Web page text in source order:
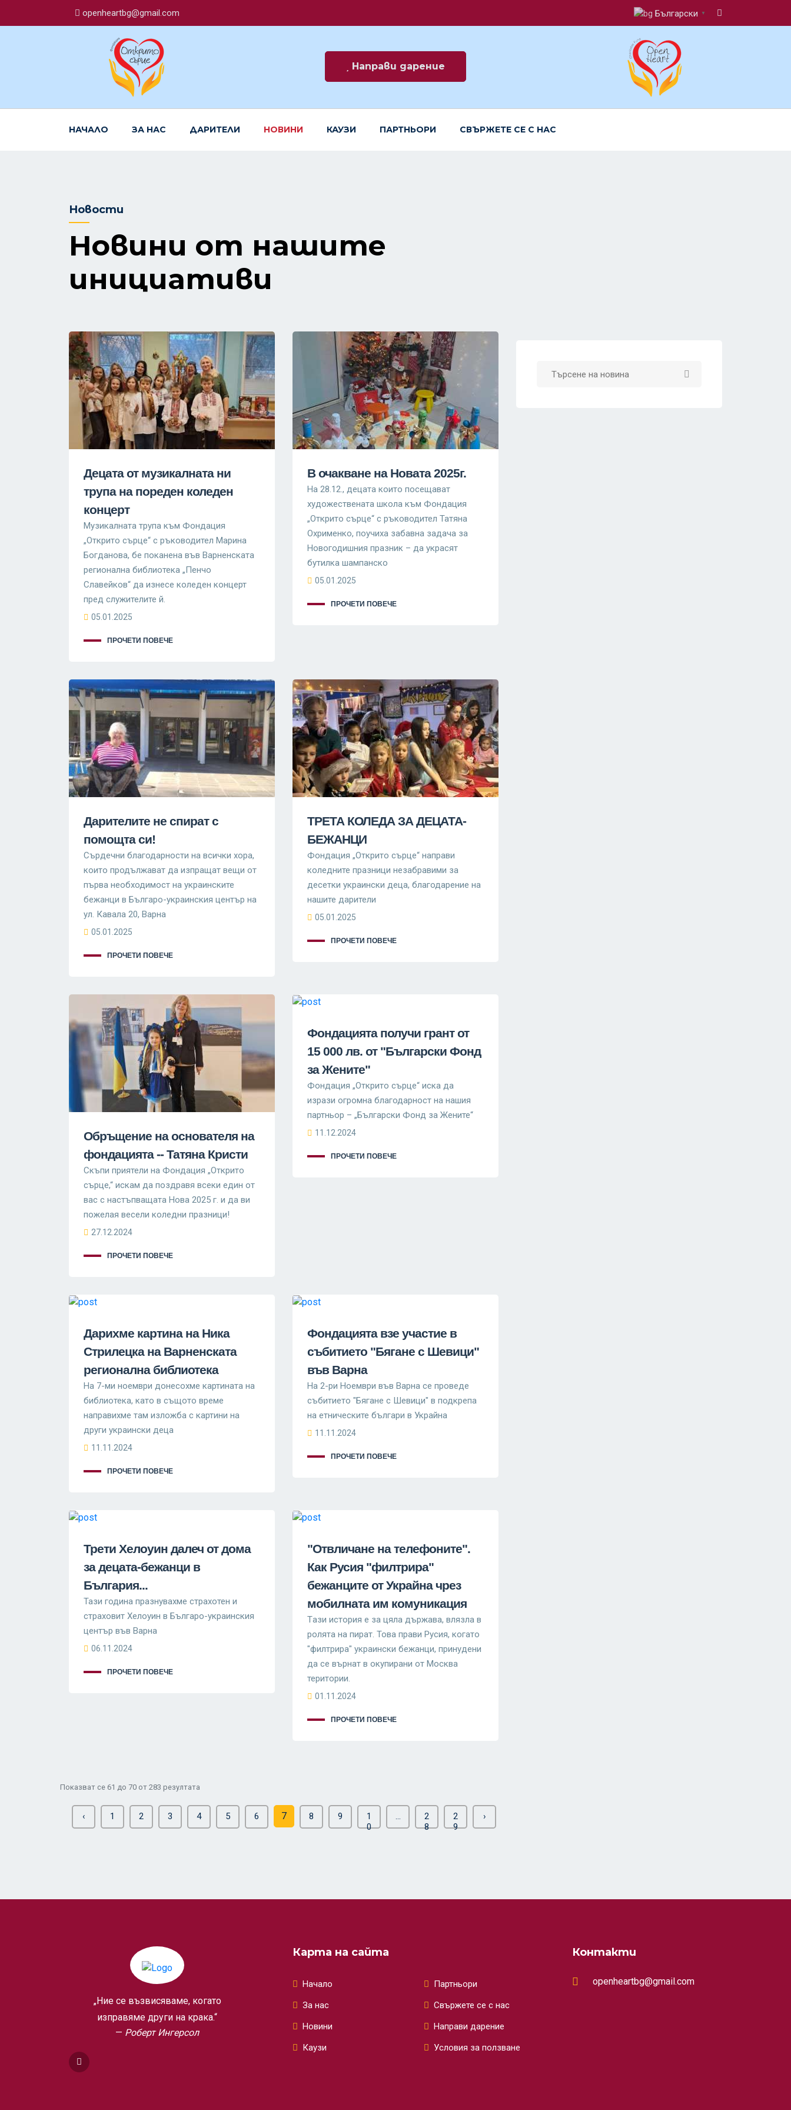
openheartbg@gmail.com Български ▼
Направи дарение
НАЧАЛО ЗА НАС ДАРИТЕЛИ НОВИНИ КАУЗИ ПАРТНЬОРИ СВЪРЖЕТЕ СЕ С НАС
Новости
Новини от нашите
инициативи
Децата от музикалната ни
трупа на пореден коледен
концерт
Музикалната трупа към Фондация
„Открито сърце“ с ръководител Марина
Богданова, бе поканена във Варненската
регионална библиотека „Пенчо
Славейков“ да изнесе коледен концерт
пред служителите й.
05.01.2025
ПРОЧЕТИ ПОВЕЧЕ
В очакване на Новата 2025г.
На 28.12., децата които посещават
художествената школа към Фондация
„Открито сърце“ с ръководител Татяна
Охрименко, поучиха забавна задача за
Новогодишния празник – да украсят
бутилка шампанско
05.01.2025
ПРОЧЕТИ ПОВЕЧЕ
Дарителите не спират с
помощта си!
Сърдечни благодарности на всички хора,
които продължават да изпращат вещи от
първа необходимост на украинските
бежанци в Българо-украинския център на
ул. Кавала 20, Варна
05.01.2025
ПРОЧЕТИ ПОВЕЧЕ
ТРЕТА КОЛЕДА ЗА ДЕЦАТА-
БЕЖАНЦИ
Фондация „Открито сърце“ направи
коледните празници незабравими за
десетки украински деца, благодарение на
нашите дарители
05.01.2025
ПРОЧЕТИ ПОВЕЧЕ
Обръщение на основателя на
фондацията -- Татяна Кристи
Скъпи приятели на Фондация „Открито
сърце,“ искам да поздравя всеки един от
вас с настъпващата Нова 2025 г. и да ви
пожелая весели коледни празници!
27.12.2024
ПРОЧЕТИ ПОВЕЧЕ
Фондацията получи грант от
15 000 лв. от "Български Фонд
за Жените"
Фондация „Открито сърце“ иска да
изрази огромна благодарност на нашия
партньор – „Български Фонд за Жените“
11.12.2024
ПРОЧЕТИ ПОВЕЧЕ
Дарихме картина на Ника
Стрилецка на Варненската
регионална библиотека
На 7-ми ноември донесохме картината на
библиотека, като в същото време
направихме там изложба с картини на
други украински деца
11.11.2024
ПРОЧЕТИ ПОВЕЧЕ
Фондацията взе участие в
събитието "Бягане с Шевици"
във Варна
На 2-ри Ноември във Варна се проведе
събитието "Бягане с Шевици" в подкрепа
на етническите българи в Украйна
11.11.2024
ПРОЧЕТИ ПОВЕЧЕ
Трети Хелоуин далеч от дома
за децата-бежанци в
България...
Тази година празнувахме страхотен и
страховит Хелоуин в Българо-украинския
център във Варна
06.11.2024
ПРОЧЕТИ ПОВЕЧЕ
"Отвличане на телефоните".
Как Русия "филтрира"
бежанците от Украйна чрез
мобилната им комуникация
Tази история е за цяла държава, влязла в
ролята на пират. Това прави Русия, когато
"филтрира" украински бежанци, принудени
да се върнат в окупирани от Москва
територии.
01.11.2024
ПРОЧЕТИ ПОВЕЧЕ
Показват се 61 до 70 от 283 резултата
‹ 1 2 3 4 5 6 7 8 9
1
0
2
8
2
9
›
„Ние се възвисяваме, когато
изправяме други на крака.“
Роберт Ингерсол
Карта на сайта
Начало
За нас
Новини
Каузи
Партньори
Свържете се с нас
Направи дарение
Условия за ползване
Контакти
openheartbg@gmail.com